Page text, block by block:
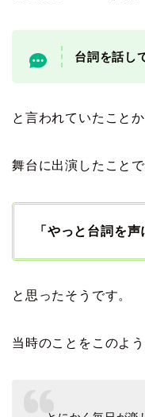
台詞を話し
と言われていたことか
舞台に出演したことで
「やっと台詞を
と思ったそうです。
当時のことをこのよ